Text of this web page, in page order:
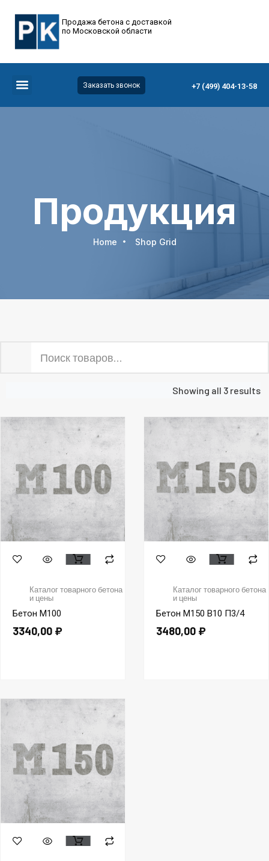
Продажа бетона с доставкой
по Московской области
+7 (499) 404-13-58
Заказать звонок
Продукция
Home Shop Grid
Showing all 3 results
Каталог товарного бетона
и цены
Бетон М100
3340,00 ₽
Каталог товарного бетона
и цены
Бетон М150 В10 П3/4
3480,00 ₽